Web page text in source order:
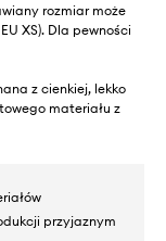
rozmiar może
XS). Dla pewności
z cienkiej, lekko
materiału z
przyjaznym